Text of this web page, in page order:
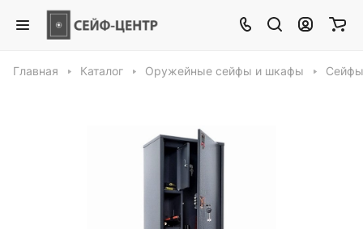
Главная Каталог Оружейные сейфы и шкафы